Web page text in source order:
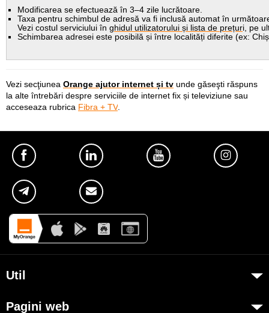
Modificarea se efectuează în 3–4 zile lucrătoare.
Taxa pentru schimbul de adresă va fi inclusă automat în
Vezi costul serviciului în ghidul utilizatorului și lista de prețuri, pe
Schimbarea adresei este posibilă și între localități diferite (ex:
Vezi secţiunea Orange ajutor internet și tv unde găseşti răspuns
la alte întrebări despre serviciile de internet fix și televiziune sau
acceseaza rubrica Fibra + TV
Util
Pagini web